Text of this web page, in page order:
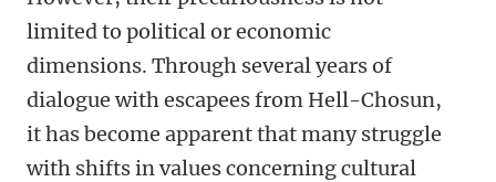
limited to political or economic
dimensions. Through several years of
dialogue with escapees from Hell-Chosun,
it has become apparent that many struggle
with shifts in values concerning cultural